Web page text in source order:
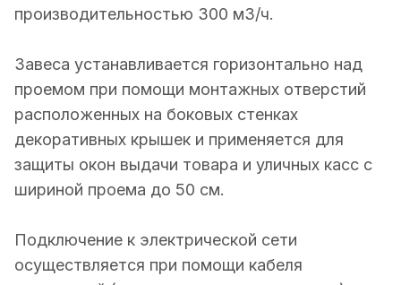
производительностью 300 м3/ч.
Завеса устанавливается горизонтально над
проемом при помощи монтажных отверстий
расположенных на боковых стенках
декоративных крышек и применяется для
защиты окон выдачи товара и уличных касс с
шириной проема до 50 см.
Подключение к электрической сети
осуществляется при помощи кабеля